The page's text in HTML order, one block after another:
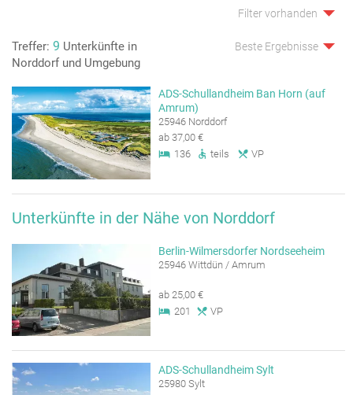
Filter vorhanden
Treffer: 9 Unterkünfte in
Norddorf und Umgebung
Beste Ergebnisse
ADS-Schullandheim Ban Horn (auf
Amrum)
25946 Norddorf
ab 37,00 €
136
teils VP
Unterkünfte in der Nähe von Norddorf
Berlin-Wilmersdorfer Nordseeheim
25946 Wittdün / Amrum
ab 25,00 €
201
VP
ADS-Schullandheim Sylt
25980 Sylt